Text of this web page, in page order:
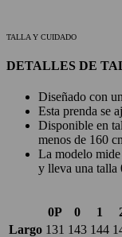
TALLA Y CUIDADO
DETALLES DE
Diseñado con
Esta prenda se
Disponible en
menos de 160
La modelo
y lleva una talla
0P 0 1
Largo 131 143 144